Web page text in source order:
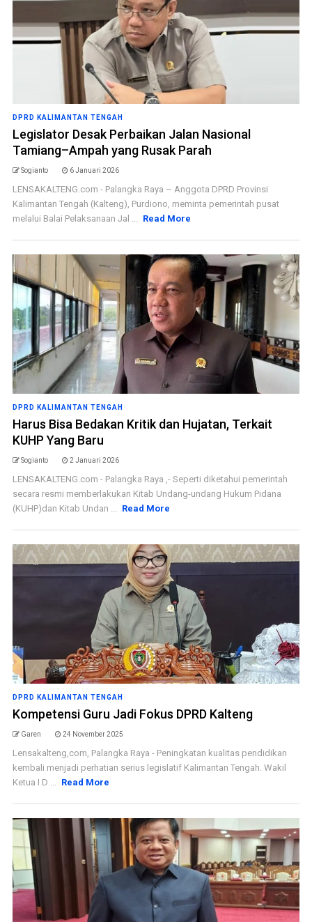
DPRD KALIMANTAN TENGAH
Legislator Desak Perbaikan Jalan Nasional
Tamiang–Ampah yang Rusak Parah
Sogianto 6 Januari 2026
LENSAKALTENG.com - Palangka Raya – Anggota DPRD Provinsi
Kalimantan Tengah (Kalteng), Purdiono, meminta pemerintah pusat
melalui Balai Pelaksanaan Jal ... Read More
DPRD KALIMANTAN TENGAH
Harus Bisa Bedakan Kritik dan Hujatan, Terkait
KUHP Yang Baru
Sogianto 2 Januari 2026
LENSAKALTENG.com - Palangka Raya ,- Seperti diketahui pemerintah
secara resmi memberlakukan Kitab Undang-undang Hukum Pidana
(KUHP)dan Kitab Undan ... Read More
DPRD KALIMANTAN TENGAH
Kompetensi Guru Jadi Fokus DPRD Kalteng
Garen 24 November 2025
Lensakalteng,com, Palangka Raya - Peningkatan kualitas pendidikan
kembali menjadi perhatian serius legislatif Kalimantan Tengah. Wakil
Ketua I D ... Read More